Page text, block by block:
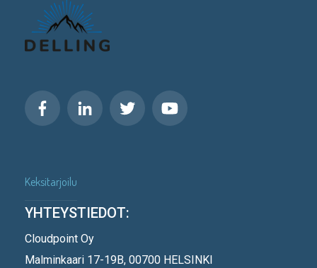
Keksitarjoilu
YHTEYSTIEDOT:
Cloudpoint Oy
Malminkaari 17-19B, 00700 HELSINKI